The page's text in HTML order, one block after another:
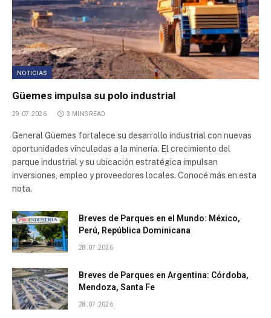
NOTICIAS
Güemes impulsa su polo industrial
29.07.2026 3 MINS READ
General Güemes fortalece su desarrollo industrial con nuevas
oportunidades vinculadas a la minería. El crecimiento del
parque industrial y su ubicación estratégica impulsan
inversiones, empleo y proveedores locales. Conocé más en esta
nota.
Breves de Parques en el Mundo: México,
Perú, República Dominicana
28.07.2026
Breves de Parques en Argentina: Córdoba,
Mendoza, Santa Fe
28.07.2026